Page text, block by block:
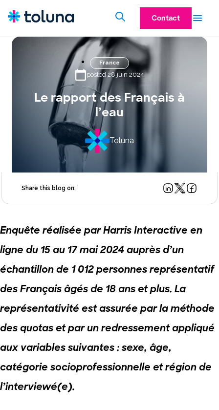
Contact
France
posted 28 juin 2024
Le rapport des Français à
l’eau
Toluna
Share this blog on:
Enquête réalisée par Harris Interactive en
ligne du 15 au 17 mai2024 auprès d’un
échantillon de 1 012 personnes représentatif
des Français âgés de 18 ans et plus. La
représentativité est assurée par laméthode
des quotaset par unredressementappliqué
aux variables suivantes : sexe, âge,
catégorie socioprofessionnelle et région de
l’interviewé(e).